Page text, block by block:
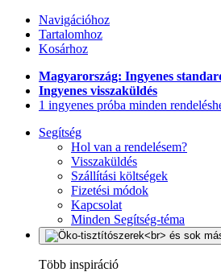
Navigációhoz
Tartalomhoz
Kosárhoz
Magyarország: Ingyenes
Ingyenes visszaküldés
1 ingyenes próba minden
Segítség
Hol van a rendelésem?
Visszaküldés
Szállítási költségek
Fizetési módok
Kapcsolat
Minden Segítség-téma
Több inspiráció